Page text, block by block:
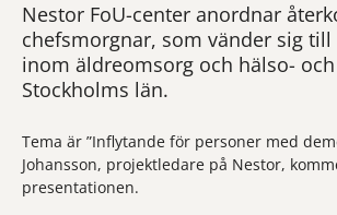
Nestor FoU-center anordnar
chefsmorgnar, som vänder sig
inom äldreomsorg och hälso-
Stockholms län.
Tema är ”Inflytande för personer med
Johansson, projektledare på Nestor,
presentationen.